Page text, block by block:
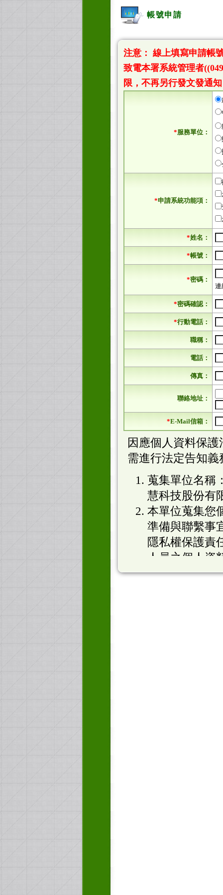
帳號申請
注意： 線上填寫申請帳
致電本署系統管理者
限，不再另行發文發通知
*服務單位：
*申請系統功能項：
*姓名：
*帳號：
*密碼：
連
*密碼確認：
*行動電話：
職稱：
電話：
傳真：
聯絡地址：
*E-Mail信箱：